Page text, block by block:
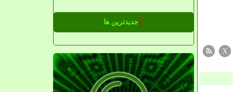
X
جدیدترین ها